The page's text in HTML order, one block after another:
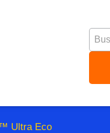
Ultra Eco